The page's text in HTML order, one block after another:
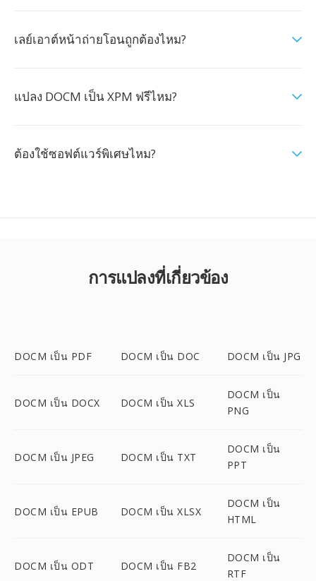
เลย์เอาต์หน้าถ่ายโอนถูกต้องไหม?
แปลง DOCM เป็น XPM ฟรีไหม?
ต้องใช้ซอฟต์แวร์พิเศษไหม?
การแปลงที่เกี่ยวข้อง
DOCM เป็น PDF DOCM เป็น DOC DOCM เป็น JPG
DOCM เป็น DOCX DOCM เป็น XLS
DOCM เป็น
PNG
DOCM เป็น JPEG DOCM เป็น TXT
DOCM เป็น
PPT
DOCM เป็น EPUB DOCM เป็น XLSX
DOCM เป็น
HTML
DOCM เป็น ODT DOCM เป็น FB2
DOCM เป็น
RTF